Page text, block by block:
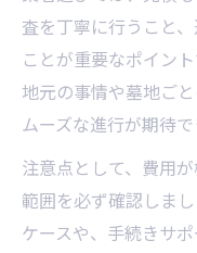
査を丁寧に行うこと
ことが重要なポイン
地元の事情や墓地ご
ムーズな進行が期待で
注意点として、費用
範囲を必ず確認しま
ケースや、手続きサ